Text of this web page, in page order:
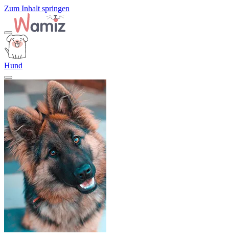
Zum Inhalt springen
Hund